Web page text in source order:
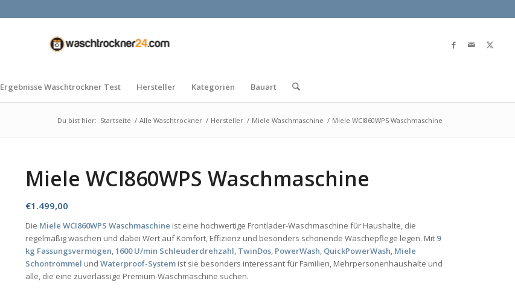
Ergebnisse Waschtrockner Test Hersteller Kategorien Bauart
Du bist hier: Startseite / Alle Waschtrockner / Hersteller / Miele Waschmaschine / Miele WCI860WPS Waschmaschine
Miele WCI860WPS Waschmaschine
€1.499,00
Die Miele WCI860WPS Waschmaschine ist eine hochwertige Frontlader-Waschmaschine für Haushalte, die
regelmäßig waschen und dabei Wert auf Komfort, Effizienz und besonders schonende Wäschepflege legen. Mit 9
kg Fassungsvermögen,1600 U/min Schleuderdrehzahl, TwinDos, PowerWash, QuickPowerWash, Miele
Schontrommel undWaterproof-System ist sie besonders interessant für Familien, Mehrpersonenhaushalte und
alle, die eine zuverlässige Premium-Waschmaschine suchen.